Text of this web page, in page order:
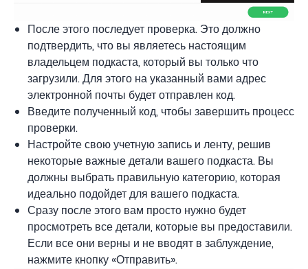
После этого последует проверка. Это должно
подтвердить, что вы являетесь настоящим
владельцем подкаста, который вы только что
загрузили. Для этого на указанный вами адрес
электронной почты будет отправлен код.
Введите полученный код, чтобы завершить процесс
проверки.
Настройте свою учетную запись и ленту, решив
некоторые важные детали вашего подкаста. Вы
должны выбрать правильную категорию, которая
идеально подойдет для вашего подкаста.
Сразу после этого вам просто нужно будет
просмотреть все детали, которые вы предоставили.
Если все они верны и не вводят в заблуждение,
нажмите кнопку «Отправить».